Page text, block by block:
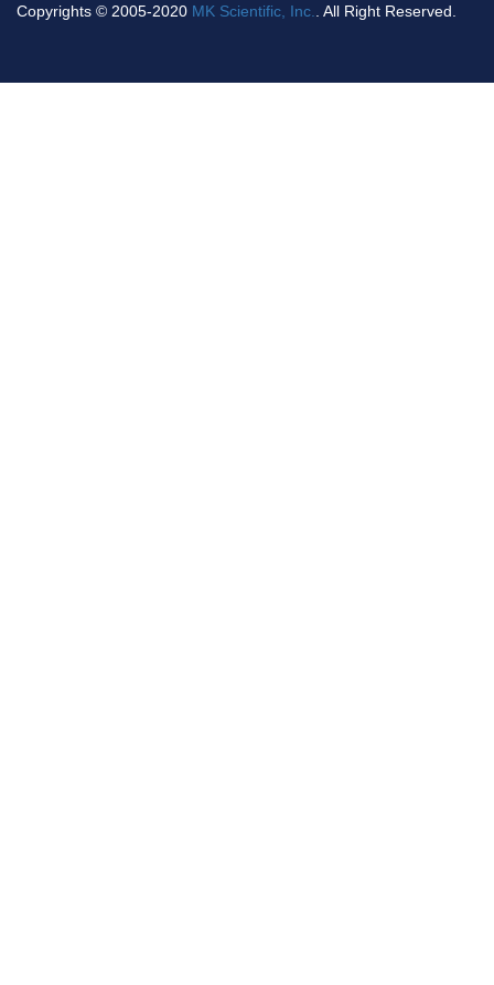
Copyrights © 2005-2020 MK Scientific, Inc. . All Right Reserved.